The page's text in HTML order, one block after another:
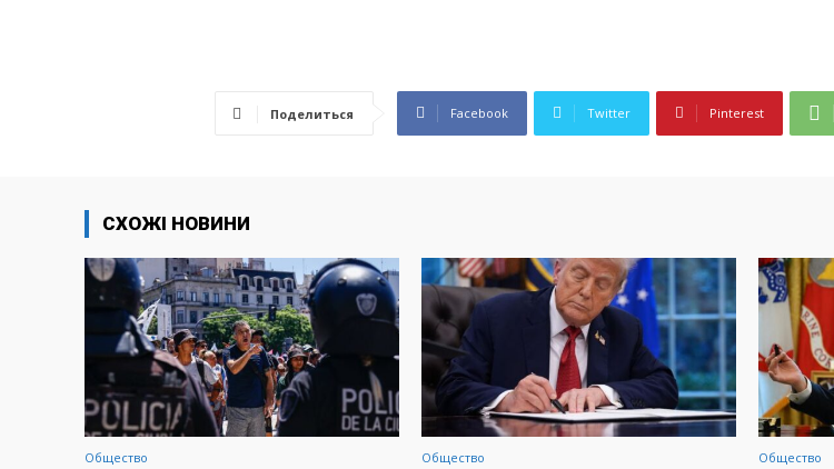
Поделиться Facebook Twitter Pinterest
СХОЖІ НОВИНИ
Общество Общество Общество